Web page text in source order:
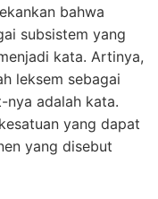
bahwa
subsistem yang
kata. Artinya,
leksem sebagai
nya adalah kata.
yang dapat
yang disebut